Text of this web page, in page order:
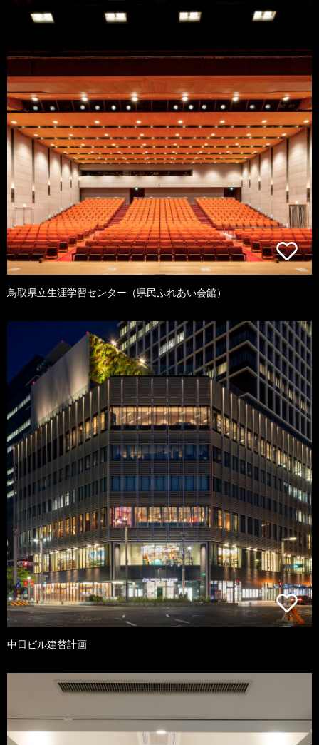
鳥取県立生涯学習センター（県民ふれあい会館）
中日ビル建替計画